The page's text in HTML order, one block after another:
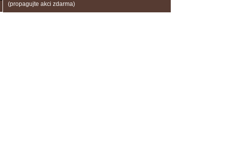
(propagujte akci zdarma)